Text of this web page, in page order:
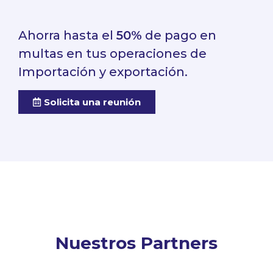
Ahorra hasta el 50% de pago en
multas en tus operaciones de
Importación y exportación.
Solicita una reunión
Nuestros Partners